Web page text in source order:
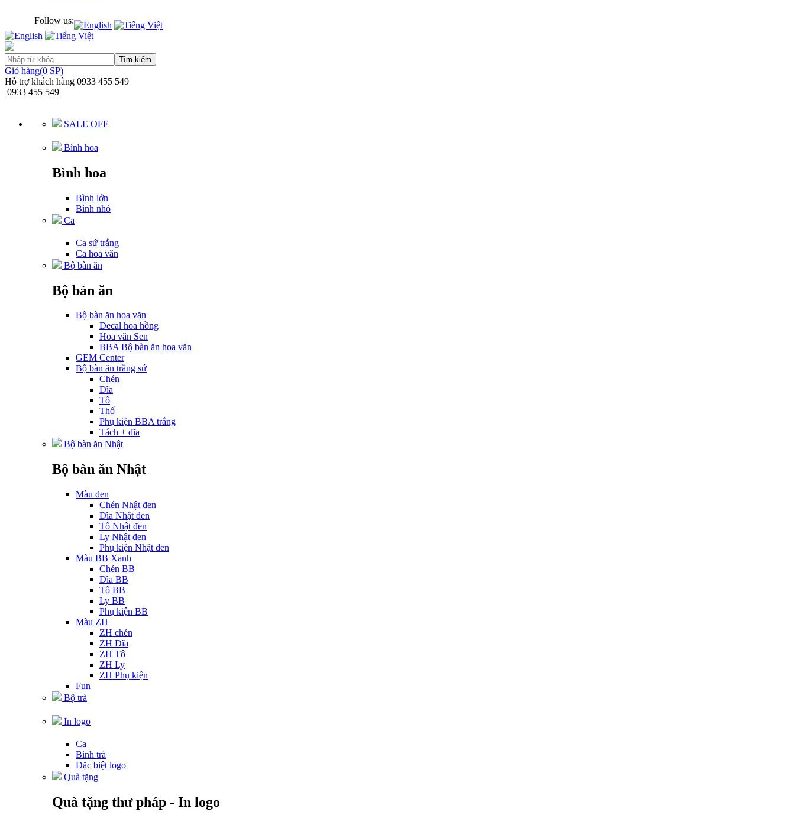
Follow us:
Tìm kiếm
Giỏ hàng(0 SP)
Hỗ trợ khách hàng 0933 455 549
0933 455 549
SALE OFF
Bình hoa
Bình hoa
Bình lớn
Bình nhỏ
Ca
Ca sứ trắng
Ca hoa văn
Bộ bàn ăn
Bộ bàn ăn
Bộ bàn ăn hoa văn
Decal hoa hồng
Hoa văn Sen
BBA Bộ bàn ăn hoa văn
GEM Center
Bộ bàn ăn trắng sứ
Chén
Dĩa
Tô
Thố
Phụ kiện BBA trắng
Tách + dĩa
Bộ bàn ăn Nhật
Bộ bàn ăn Nhật
Màu đen
Chén Nhật đen
Dĩa Nhật đen
Tô Nhật đen
Ly Nhật đen
Phụ kiện Nhật đen
Màu BB Xanh
Chén BB
Dĩa BB
Tô BB
Ly BB
Phụ kiện BB
Màu ZH
ZH chén
ZH Dĩa
ZH Tô
ZH Ly
ZH Phụ kiện
Fun
Bộ trà
In logo
Ca
Bình trà
Đặc biệt logo
Quà tặng
Quà tặng thư pháp - In logo